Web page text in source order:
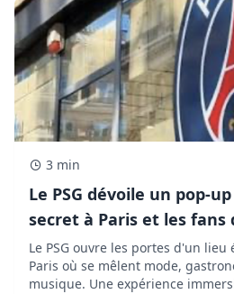
3 min
Le PSG dévoile un pop-
secret à Paris et les fans
vont adorer !
Le PSG ouvre les portes d'un
Paris où se mêlent mode,
musique. Une expérience